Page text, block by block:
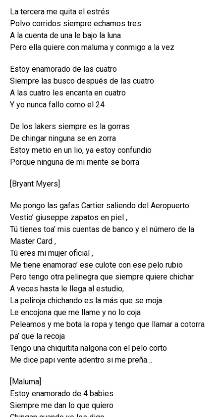
La tercera me quita el estrés
Polvo corridos siempre echamos tres
A la cuenta de una le bajo la luna
Pero ella quiere con maluma y conmigo a la vez
Estoy enamorado de las cuatro
Siempre las busco después de las cuatro
A las cuatro les encanta en cuatro
Y yo nunca fallo como el 24
De los lakers siempre es la gorras
De chingar ninguna se en zorra
Estoy metio en un lio, ya estoy confundio
Porque ninguna de mi mente se borra
[Bryant Myers]
Me pongo las gafas Cartier saliendo del Aeropuerto
Vestio’ giuseppe zapatos en piel ,
Tú tienes toa’ mis cuentas de banco y el número de la
Master Card ,
Tú eres mi mujer oficial ,
Me tiene enamorao’ ese culote con ese pelo rubio
Pero tengo otra pelinegra que siempre quiere chichar
A veces hasta le llega al estudio,
La peliroja chichando es la más que se moja
Le encojona que me llame y no lo coja
Peleamos y me bota la ropa y tengo que llamar a cotorra
pa’ que la recoja
Tengo una chiquitita nalgona con el pelo corto
Me dice papi vente adentro si me preña…
[Maluma]
Estoy enamorado de 4 babies
Siempre me dan lo que quiero